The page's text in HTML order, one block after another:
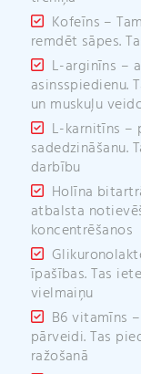
Kofeīns –
remdēt sāpes.
L-arginīns –
asinsspiedienu.
un muskuļu
L-karnitīns –
sadedzināšanu.
darbību
Holīna
atbalsta
koncentrēšanos
īpašības. Tas
vielmaiņu
B6 vitamīns
pārveidi. Tas
ražošanā